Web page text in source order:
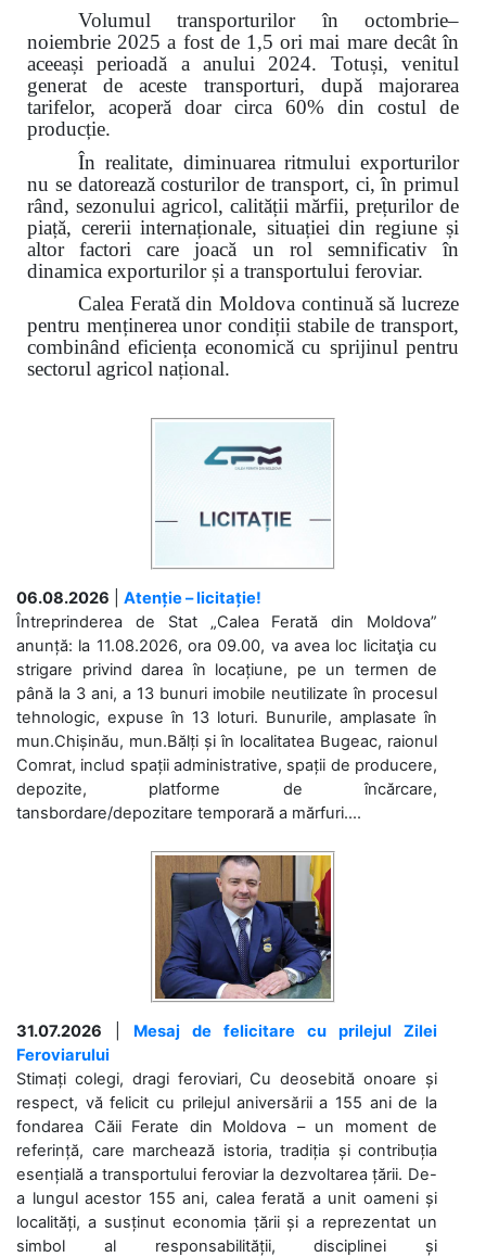
Volumul transporturilor în octombrie–
noiembrie 2025 a fost de 1,5 ori mai mare decât în
aceeași perioadă a anului 2024. Totuși, venitul
generat de aceste transporturi, după majorarea
tarifelor, acoperă doar circa 60% din costul de
producție.
În realitate, diminuarea ritmului exporturilor
nu se datorează costurilor de transport, ci, în primul
rând, sezonului agricol, calității mărfii, prețurilor de
piață, cererii internaționale, situației din regiune și
altor factori care joacă un rol semnificativ în
dinamica exporturilor și a transportului feroviar.
Calea Ferată din Moldova continuă să lucreze
pentru menținerea unor condiții stabile de transport,
combinând eficiența economică cu sprijinul pentru
sectorul agricol național.
06.08.2026
Atenție – licitație!
Întreprinderea de Stat „Calea Ferată din Moldova”
anunță: la 11.08.2026, ora 09.00, va avea loc licitaţia cu
strigare privind darea în locațiune, pe un termen de
până la 3 ani, a 13 bunuri imobile neutilizate în procesul
tehnologic, expuse în 13 loturi. Bunurile, amplasate în
mun.Chișinău, mun.Bălți și în localitatea Bugeac, raionul
Comrat, includ spații administrative, spații de producere,
depozite, platforme de încărcare,
tansbordare/depozitare temporară a mărfuri....
31.07.2026
Mesaj de felicitare cu prilejul Zilei
Feroviarului
Stimați colegi, dragi feroviari, Cu deosebită onoare și
respect, vă felicit cu prilejul aniversării a 155 ani de la
fondarea Căii Ferate din Moldova – un moment de
referință, care marchează istoria, tradiția și contribuția
esențială a transportului feroviar la dezvoltarea țării. De-
a lungul acestor 155 ani, calea ferată a unit oameni și
localități, a susținut economia țării și a reprezentat un
simbol al responsabilității, disciplinei și